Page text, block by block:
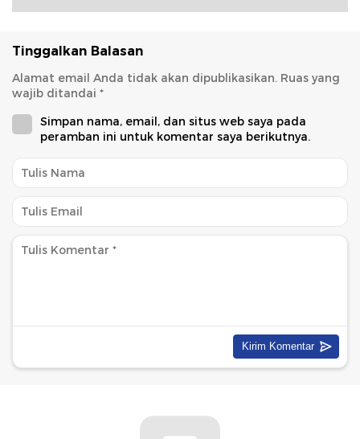
Tinggalkan Balasan
Alamat email Anda tidak akan dipublikasikan. Ruas yang
wajib ditandai *
Simpan nama, email, dan situs web saya pada
peramban ini untuk komentar saya berikutnya.